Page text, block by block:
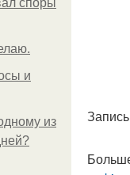
споры
и
из